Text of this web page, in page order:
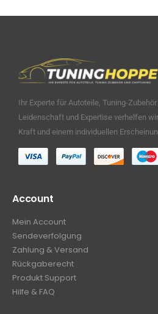
Ihr Experte für Autoteile, Tuning-
Leidenschaft und Expertise verhelfen
Kraft und einem individuellen
Account
Mein Account
Sendeverfolgung
Zahlung & Versand
Rückgaberecht
Produkt Support
Hilfe & FAQ